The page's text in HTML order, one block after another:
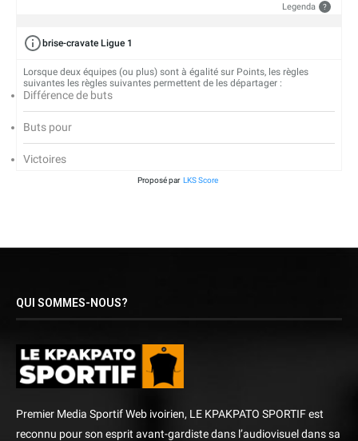
Legenda ?
brise-cravate Ligue 1
Lorsque deux équipes (ou plus) sont à égalité sur Points, les règles
suivantes les règles suivantes permettent de les départager :
Différence de buts
Buts pour
Victoires
Proposé par LKS Score
QUI SOMMES-NOUS?
Premier Media Sportif Web ivoirien, LE KPAKPATO SPORTIF est
reconnu pour son esprit avant-gardiste dans l’audiovisuel dans sa